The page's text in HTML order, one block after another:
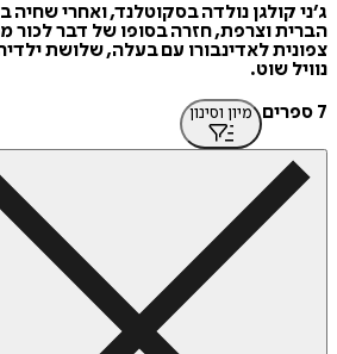
ג׳ני קולגן נולדה בסקוטלנד, ואחרי שחיה
הברית וצרפת, חזרה בסופו של דבר לכור
צפונית לאדינבורו עם בעלה, שלושת
נוויל שוט.
7 ספרים
מיון וסינון